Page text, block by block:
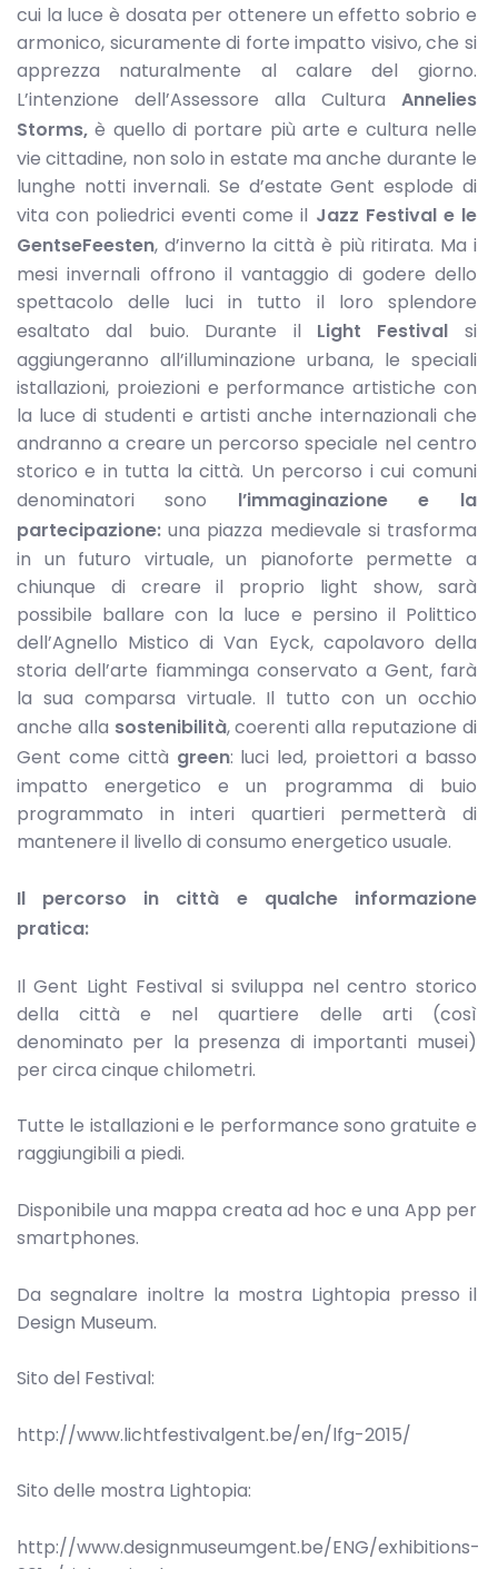
cui la luce è dosata per ottenere un effetto sobrio e
armonico, sicuramente di forte impatto visivo, che si
apprezza naturalmente al calare del giorno.
L’intenzione dell’Assessore alla Cultura Annelies
Storms, è quello di portare più arte e cultura nelle
vie cittadine, non solo in estate ma anche durante le
lunghe notti invernali. Se d’estate Gent esplode di
vita con poliedrici eventi come il Jazz Festival e le
GentseFeesten, d’inverno la città è più ritirata. Ma i
mesi invernali offrono il vantaggio di godere dello
spettacolo delle luci in tutto il loro splendore
esaltato dal buio. Durante il Light Festival si
aggiungeranno all’illuminazione urbana, le speciali
istallazioni, proiezioni e performance artistiche con
la luce di studenti e artisti anche internazionali che
andranno a creare un percorso speciale nel centro
storico e in tutta la città. Un percorso i cui comuni
denominatori sono l’immaginazione e la
partecipazione:una piazza medievale si trasforma
in un futuro virtuale, un pianoforte permette a
chiunque di creare il proprio light show, sarà
possibile ballare con la luce e persino il Polittico
dell’Agnello Mistico di Van Eyck, capolavoro della
storia dell’arte fiamminga conservato a Gent, farà
la sua comparsa virtuale. Il tutto con un occhio
anche alla sostenibilità, coerenti alla reputazione di
Gent come città green: luci led, proiettori a basso
impatto energetico e un programma di buio
programmato in interi quartieri permetterà di
mantenere il livello di consumo energetico usuale.
Il percorso in città e qualche informazione
pratica:
Il Gent Light Festival si sviluppa nel centro storico
della città e nel quartiere delle arti (così
denominato per la presenza di importanti musei)
per circa cinque chilometri.
Tutte le istallazioni e le performance sono gratuite e
raggiungibili a piedi.
Disponibile una mappa creata ad hoc e una App per
smartphones.
Da segnalare inoltre la mostra Lightopia presso il
Design Museum.
Sito del Festival:
http://www.lichtfestivalgent.be/en/lfg-2015/
Sito delle mostra Lightopia:
http://www.designmuseumgent.be/ENG/exhibitions-